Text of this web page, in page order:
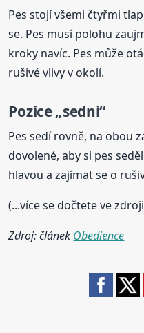
Pes stojí všemi čtyřmi
se. Pes musí polohu
kroky navíc. Pes může
rušivé vlivy v okolí.
Pozice „sedni“
Pes sedí rovně, na obou
dovolené, aby si pes
hlavou a zajímat se o
(...více se dočtete ve
Zdroj: článek Obedience